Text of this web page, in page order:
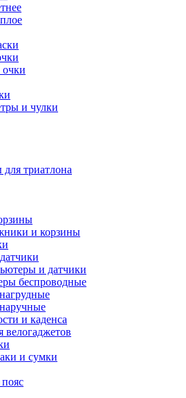
и чулки
триатлона
и корзины
и датчики
беспроводные
и каденса
велогаджетов
и сумки